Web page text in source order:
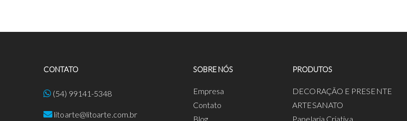
CONTATO
(54) 99141-5348
litoarte@litoarte.com.br
SOBRE NÓS
Empresa
Contato
Blog
PRODUTOS
DECORAÇÃO E PRESENTE
ARTESANATO
Papelaria Criativa